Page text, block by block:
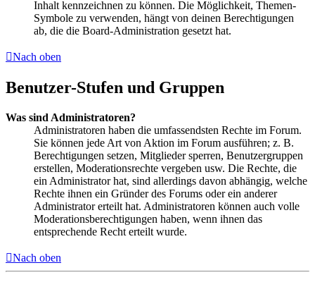
Inhalt kennzeichnen zu können. Die Möglichkeit, Themen-
Symbole zu verwenden, hängt von deinen Berechtigungen
ab, die die Board-Administration gesetzt hat.
Nach oben
Benutzer-Stufen und Gruppen
Was sind Administratoren?
Administratoren haben die umfassendsten Rechte im Forum.
Sie können jede Art von Aktion im Forum ausführen; z. B.
Berechtigungen setzen, Mitglieder sperren, Benutzergruppen
erstellen, Moderationsrechte vergeben usw. Die Rechte, die
ein Administrator hat, sind allerdings davon abhängig, welche
Rechte ihnen ein Gründer des Forums oder ein anderer
Administrator erteilt hat. Administratoren können auch volle
Moderationsberechtigungen haben, wenn ihnen das
entsprechende Recht erteilt wurde.
Nach oben